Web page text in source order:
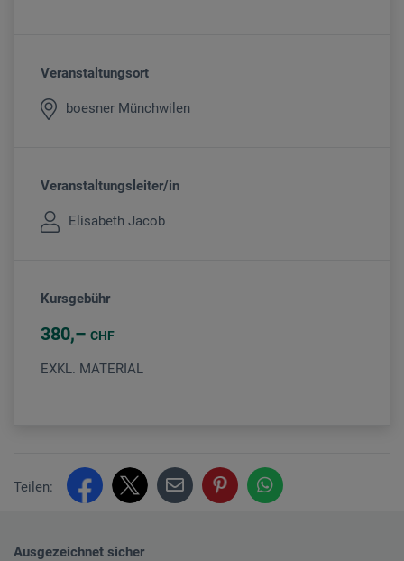
Veranstaltungsort
boesner Münchwilen
Veranstaltungsleiter/in
Elisabeth Jacob
Kursgebühr
380 CHF
EXKL. MATERIAL
Teilen:
Ausgezeichnet sicher